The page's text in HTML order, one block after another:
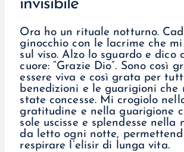
invisibile
Ora ho un rituale notturno.
ginocchio con le lacrime che mi
sul viso. Alzo lo sguardo e dico
cuore: “Grazie Dio”. Sono così
essere viva e così grata per
benedizioni e le guarigioni che
state concesse. Mi crogiolo
gratitudine e nella guarigione
sole uscisse e splendesse nella
da letto ogni notte,
respirare l’elisir di lunga vita.